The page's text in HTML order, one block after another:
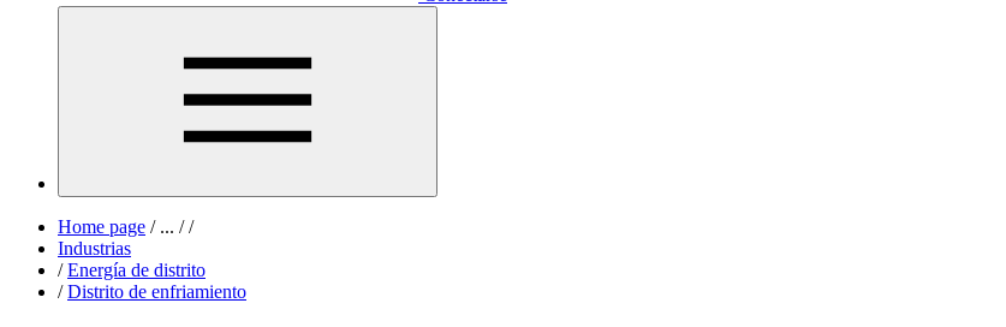
Home page /... / /
Industrias
/ Energía de distrito
/ Distrito de enfriamiento